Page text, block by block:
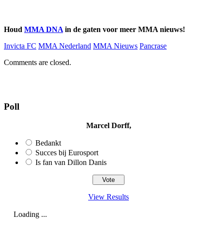
Houd MMA DNAin de gaten voor meer MMA nieuws!
Invicta FC MMA Nederland MMA Nieuws Pancrase
Comments are closed.
Poll
Marcel Dorff,
Bedankt
Succes bij Eurosport
Is fan van Dillon Danis
View Results
Loading ...